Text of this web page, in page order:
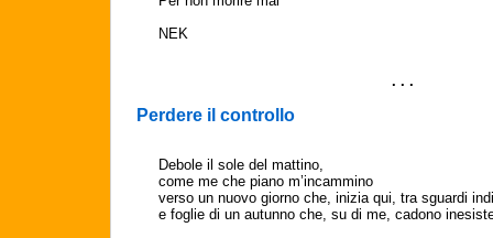
NEK
. . .
Perdere il controllo
Debole il sole del mattino,
come me che piano m’incammino
verso un nuovo giorno che, inizia qui, tra sguardi
e foglie di un autunno che, su di me, cadono